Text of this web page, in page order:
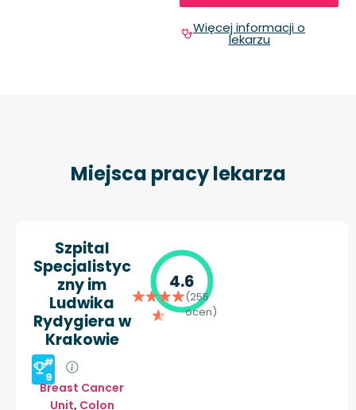
Więcej informacji o
lekarzu
Miejsca pracy lekarza
Szpital
Specjalistyc
zny im
Ludwika
Rydygiera w
Krakowie
#
9
Breast Cancer
Unit, Colon
4.6
(255
ocen)